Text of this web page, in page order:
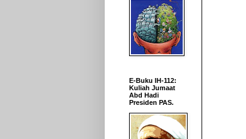
E-Buku IH-112:
Kuliah Jumaat
Abd Hadi
Presiden PAS.